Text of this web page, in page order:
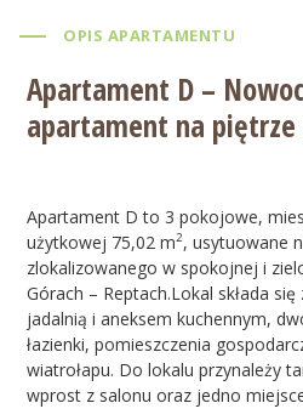
OPIS APARTAMENTU
Apartament D –
apartament na
Apartament D to 3 pokojowe,
użytkowej 75,02 m2, usytuowane
zlokalizowanego w spokojnej i
Górach – Reptach.Lokal składa
jadalnią i aneksem kuchennym,
łazienki, pomieszczenia
wiatrołapu. Do lokalu przynależy
wprost z salonu oraz jedno